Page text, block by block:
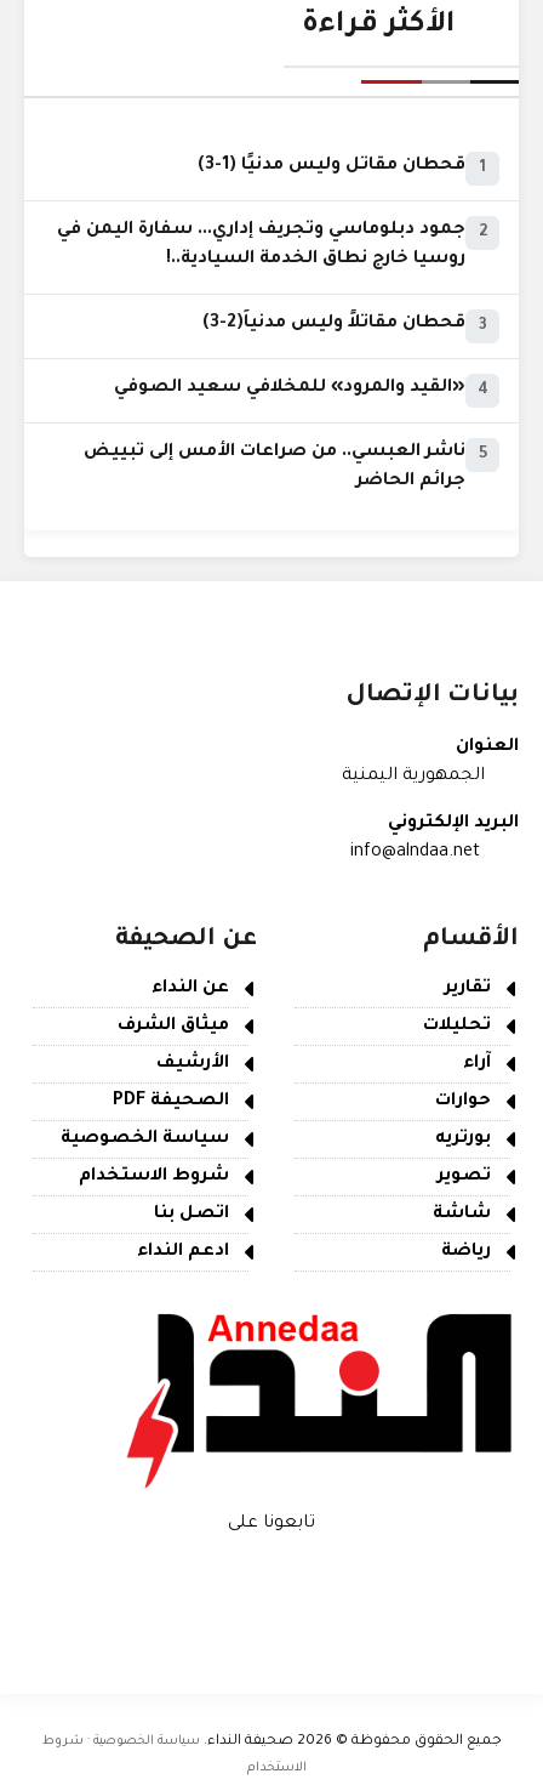
الأكثر قراءة
1 قحطان مقاتل وليس مدنيًا (1-3)
2
جمود دبلوماسي وتجريف إداري... سفارة اليمن في
روسيا خارج نطاق الخدمة السيادية..!
3 قحطان مقاتلاً وليس مدنياً(2-3)
4 «القيد والمرود» للمخلافي سعيد الصوفي
5
ناشر العبسي.. من صراعات الأمس إلى تبييض
جرائم الحاضر
بيانات الإتصال
العنوان
الجمهورية اليمنية
البريد الإلكتروني
info@alndaa.net
الأقسام
تقارير
تحليلات
آراء
حوارات
بورتريه
تصوير
شاشة
رياضة
عن الصحيفة
عن النداء
ميثاق الشرف
الأرشيف
الصحيفة PDF
سياسة الخصوصية
شروط الاستخدام
اتصل بنا
ادعم النداء
تابعونا على
جميع الحقوق محفوظة © 2026 صحيفة النداء. سياسة الخصوصية · شروط
الاستخدام